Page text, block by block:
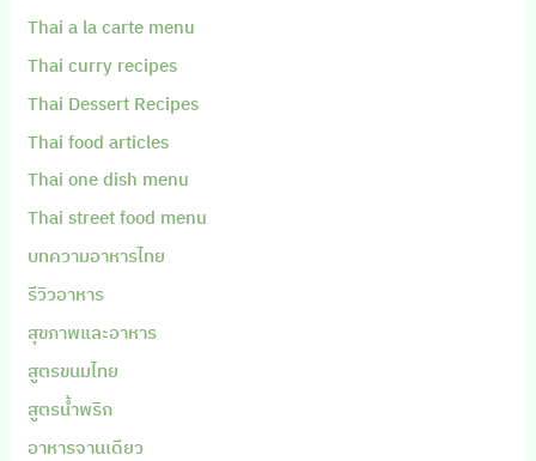
Thai a la carte menu
Thai curry recipes
Thai Dessert Recipes
Thai food articles
Thai one dish menu
Thai street food menu
บทความอาหารไทย
รีวิวอาหาร
สุขภาพและอาหาร
สูตรขนมไทย
สูตรน้ำพริก
อาหารจานเดียว